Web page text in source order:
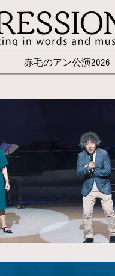
赤毛のアン公演2026